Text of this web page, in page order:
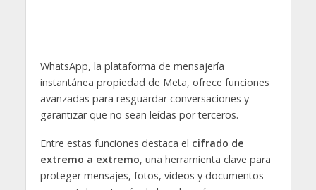
WhatsApp, la plataforma de mensajería
instantánea propiedad de Meta, ofrece funciones
avanzadas para resguardar conversaciones y
garantizar que no sean leídas por terceros.
Entre estas funciones destaca el cifrado de
extremo a extremo, una herramienta clave para
proteger mensajes, fotos, videos y documentos